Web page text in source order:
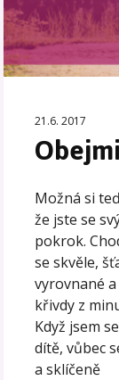
21.6. 2017
Možná si
že jste se
pokrok.
se skvěle,
vyrovnané
křivdy z
Když jsem
dítě, vůbec
a sklíčeně